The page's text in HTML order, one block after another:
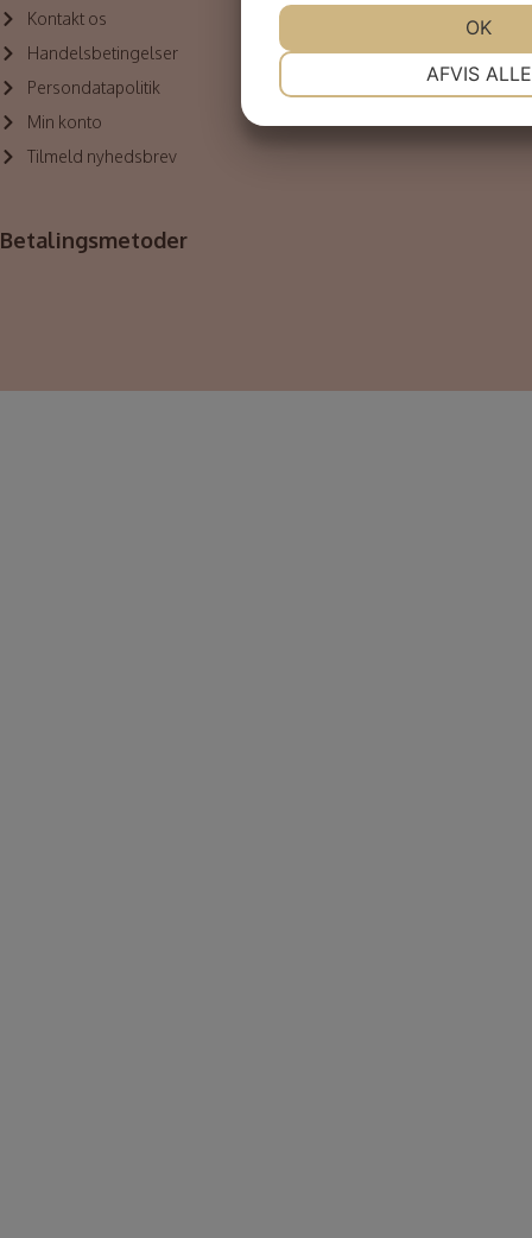
Kontakt os
Handelsbetingelser
Persondatapolitik
Min konto
Tilmeld nyhedsbrev
Betalingsmetoder
AFVIS ALLE
OK